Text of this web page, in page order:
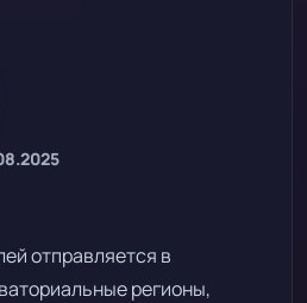
отправляется в
регионы,